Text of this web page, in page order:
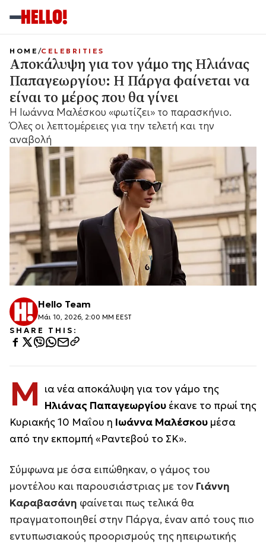
HOME CELEBRITIES
Αποκάλυψη για τον γάμο της Ηλιάνας
Παπαγεωργίου: Η Πάργα φαίνεται να
είναι το μέρος που θα γίνει
Η Ιωάννα Μαλέσκου «φωτίζει» το παρασκήνιο.
Όλες οι λεπτομέρειες για την τελετή και την
αναβολή
Hello Team
Μάι 10, 2026, 2:00 ΜΜ EEST
SHARE THIS:
Μ ια νέα αποκάλυψη για τον γάμο της
Ηλιάνας Παπαγεωργίουέκανε το πρωί της
Κυριακής 10 Μαΐου η Ιωάννα Μαλέσκου μέσα
από την εκπομπή «Ραντεβού το ΣΚ».
Σύμφωνα με όσα ειπώθηκαν, ο γάμος του
μοντέλου και παρουσιάστριας με τον Γιάννη
Καραβασάνη φαίνεται πως τελικά θα
πραγματοποιηθεί στην Πάργα, έναν από τους πιο
εντυπωσιακούς προορισμούς της ηπειρωτικής